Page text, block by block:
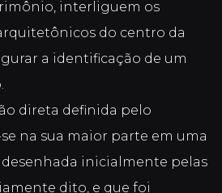
interliguem os
do centro da
a identificação de um
direta definida pelo
na sua maior parte em uma
desenhada inicialmente pelas
dito, e que foi